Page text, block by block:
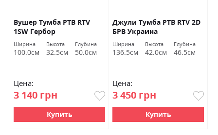
Вушер Тумба РТВ RTV
1SW Гербор
Ширина
100.0см
Высота
32.5см
Глубина
50.0см
Цена:
3 140 грн
Купить
Джули Тумба РТВ RTV 2D
БРВ ​​Украина
Ширина
136.5см
Высота
42.0см
Глубина
46.5см
Цена:
3 450 грн
Купить